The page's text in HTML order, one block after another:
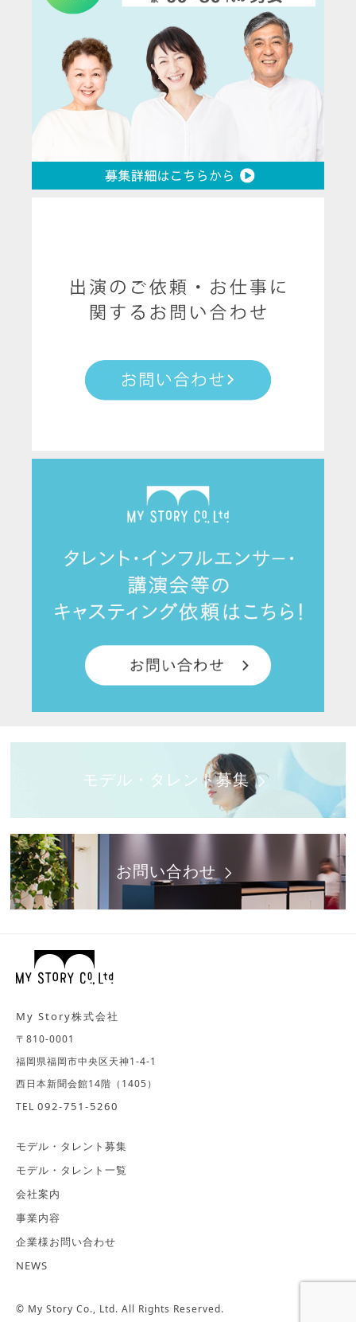
モデル・タレント募集
お問い合わせ
My Story株式会社
〒810-0001
福岡県福岡市中央区天神1-4-1
西日本新聞会館14階（1405）
TEL 092-751-5260
モデル・タレント募集
モデル・タレント一覧
会社案内
事業内容
企業様お問い合わせ
NEWS
© My Story Co., Ltd. All Rights Reserved.